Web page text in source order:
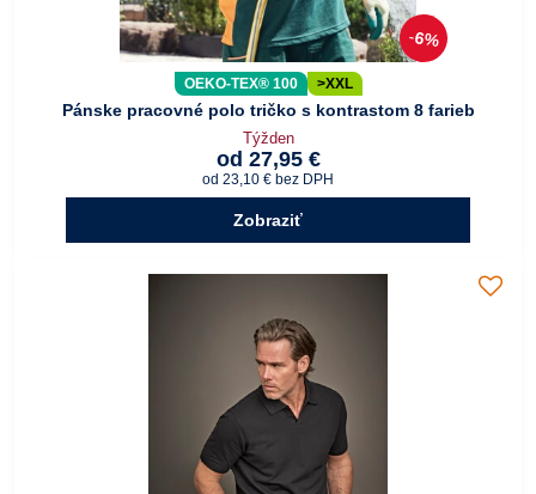
6%
OEKO-TEX® 100 >XXL
Pánske pracovné polo tričko s kontrastom 8 farieb
Týžden
od 27,95 €
od 23,10 € bez DPH
Zobraziť